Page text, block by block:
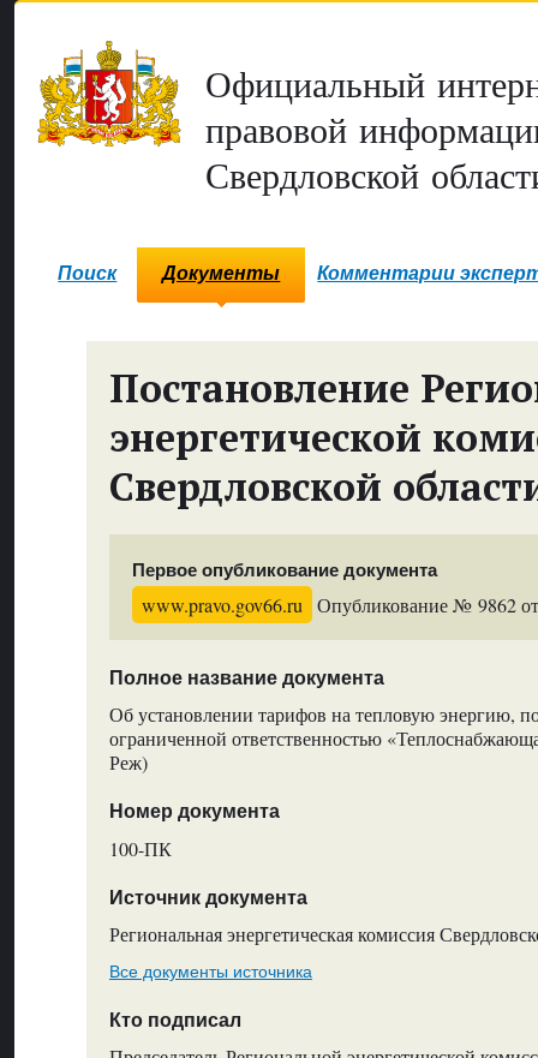
Официальный
правовой
Свердловской
Поиск Документы Комментарии
Постановление
энергетической
Свердловской
Первое опубликование документа
www.pravo.gov66.ru Опубликование № 9862
Полное название документа
Об установлении тарифов на тепловую энергию,
ограниченной ответственностью
Реж)
Номер документа
100-ПК
Источник документа
Региональная энергетическая комиссия
Все документы источника
Кто подписал